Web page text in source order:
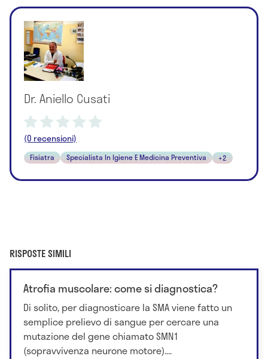
Dr. Aniello Cusati
(0 recensioni)
Fisiatra Specialista In Igiene E Medicina Preventiva +2
RISPOSTE SIMILI
Atrofia muscolare: come si diagnostica?
Di solito, per diagnosticare la SMA viene fatto un
semplice prelievo di sangue per cercare una
mutazione del gene chiamato SMN1
(sopravvivenza neurone motore)....